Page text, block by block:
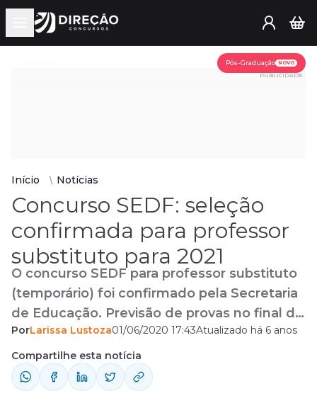
Open main menu
Pós-Graduação NOVO
PUBLICIDADE
Início Notícias
Concurso SEDF: seleção
confirmada para professor
substituto para 2021
O concurso SEDF para professor substituto
(temporário) foi confirmado pela Secretaria
de Educação. Previsão de provas no final do
ano.
PorLarissa Lustoza01/06/2020 17:43Atualizado há 6 anos
Compartilhe esta notícia